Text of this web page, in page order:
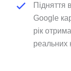
Підняття
Google
рік
реальних